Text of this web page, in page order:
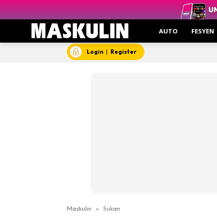
AUTO FESYEN
Login | Register
Maskulin » Sukan